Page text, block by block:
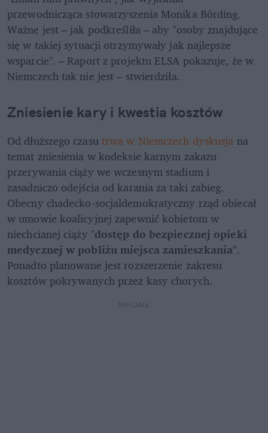
przewodnicząca stowarzyszenia Monika Börding.
Ważne jest – jak podkreśliła – aby "osoby znajdujące
się w takiej sytuacji otrzymywały jak najlepsze
wsparcie". – Raport z projektu ELSA pokazuje, że w
Niemczech tak nie jest – stwierdziła.
Zniesienie kary i kwestia kosztów
Od dłuższego czasu trwa w Niemczech dyskusja na
temat zniesienia w kodeksie karnym zakazu
przerywania ciąży we wczesnym stadium i
zasadniczo odejścia od karania za taki zabieg.
Obecny chadecko-socjaldemokratyczny rząd obiecał
w umowie koalicyjnej zapewnić kobietom w
niechcianej ciąży "dostęp do bezpiecznej opieki
medycznej w pobliżu miejsca zamieszkania".
Ponadto planowane jest rozszerzenie zakresu
kosztów pokrywanych przez kasy chorych.
REKLAMA